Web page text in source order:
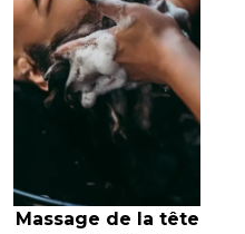
Massage de la tête